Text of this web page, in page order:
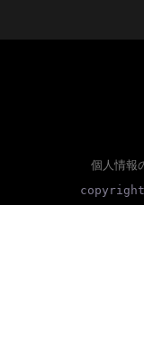
個人情報